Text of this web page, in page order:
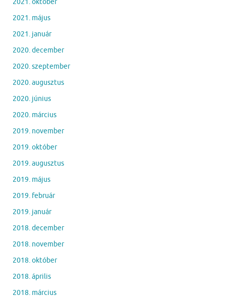
2021. október
2021. május
2021. január
2020. december
2020. szeptember
2020. augusztus
2020. június
2020. március
2019. november
2019. október
2019. augusztus
2019. május
2019. február
2019. január
2018. december
2018. november
2018. október
2018. április
2018. március